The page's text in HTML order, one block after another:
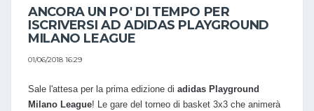
ANCORA UN PO' DI TEMPO PER
ISCRIVERSI AD ADIDAS PLAYGROUND
MILANO LEAGUE
01/06/2018 16:29
Sale l'attesa per la prima edizione di adidas Playground
Milano League! Le gare del torneo di basket 3x3 che animerà